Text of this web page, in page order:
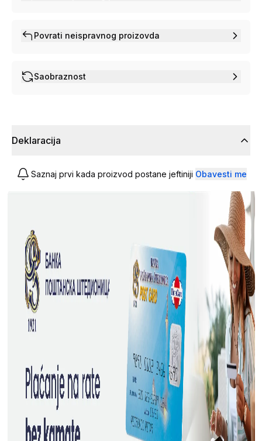
Povrati neispravnog proizovda
Saobraznost
Deklaracija
Saznaj prvi kada proizvod postane jeftiniji Obavesti me